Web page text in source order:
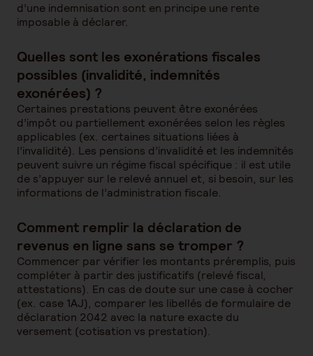
d’une indemnisation sont en principe une rente
imposable à déclarer.
Quelles sont les exonérations fiscales
possibles (invalidité, indemnités
exonérées) ?
Certaines prestations peuvent être exonérées
d’impôt ou partiellement exonérées selon les règles
applicables (ex. certaines situations liées à
l’invalidité). Les pensions d’invalidité et les indemnités
peuvent suivre un régime fiscal spécifique : il est utile
de s’appuyer sur le relevé annuel et, si besoin, sur les
informations de l’administration fiscale.
Comment remplir la déclaration de
revenus en ligne sans se tromper ?
Commencer par vérifier les montants préremplis, puis
compléter à partir des justificatifs (relevé fiscal,
attestations). En cas de doute sur une case à cocher
(ex. case 1AJ), comparer les libellés de formulaire de
déclaration 2042 avec la nature exacte du
versement (cotisation vs prestation).